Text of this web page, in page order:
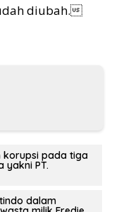
diubah.
korupsi pada tiga
yakni PT.
dalam